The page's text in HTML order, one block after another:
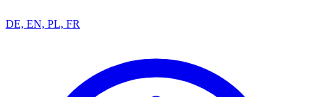
DE, EN, PL, FR